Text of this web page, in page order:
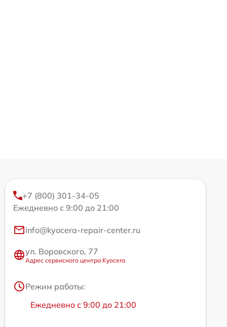
+7 (800) 301-34-05
Ежедневно с 9:00 до 21:00
info@kyocera-repair-center.ru
ул. Воровского, 77
Адрес сервисного центра Kyocera
Режим работы:
Ежедневно с 9:00 до 21:00